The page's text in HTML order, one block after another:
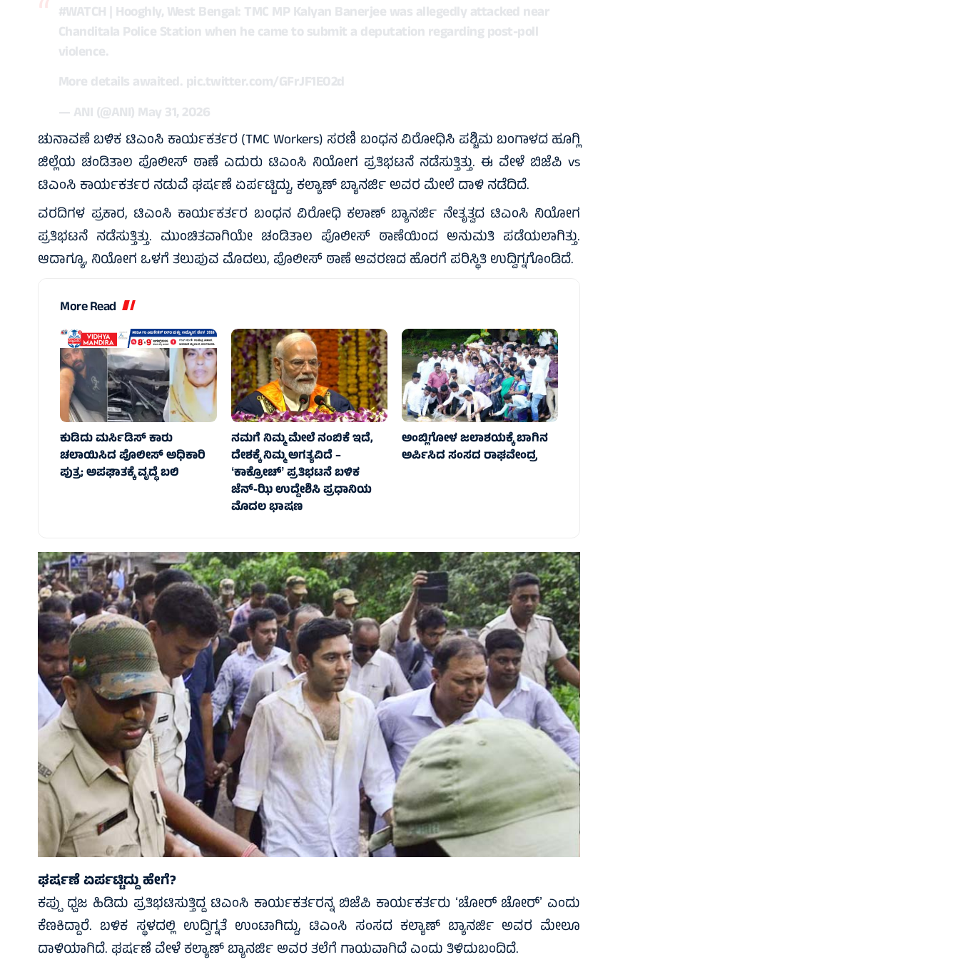
#WATCH | Hooghly, West Bengal: TMC MP Kalyan Banerjee was allegedly attacked near
Chanditala Police Station when he came to submit a deputation regarding post-poll
violence.
More details awaited. pic.twitter.com/GFrJF1E02d
— ANI (@ANI)May 31, 2026
ಚುನಾವಣೆ ಬಳಿಕ ಟಿಎಂಸಿ ಕಾರ್ಯಕರ್ತರ (TMC Workers) ಸರಣಿ ಬಂಧನ ವಿರೋಧಿಸಿ ಪಶ್ಚಿಮ ಬಂಗಾಳದ ಹೂಗ್ಲಿ
ಜಿಲ್ಲೆಯ ಚಂಡಿತಾಲ ಪೊಲೀಸ್ ಠಾಣೆ ಎದುರು ಟಿಎಂಸಿ ನಿಯೋಗ ಪ್ರತಿಭಟನೆ ನಡೆಸುತ್ತಿತ್ತು. ಈ ವೇಳೆ ಬಿಜೆಪಿ vs
ಟಿಎಂಸಿ ಕಾರ್ಯಕರ್ತರ ನಡುವೆ ಘರ್ಷಣೆ ಏರ್ಪಟ್ಟಿದ್ದು, ಕಲ್ಯಾಣ್‌ ಬ್ಯಾನರ್ಜಿ ಅವರ ಮೇಲೆ ದಾಳಿ ನಡೆದಿದೆ.
ವರದಿಗಳ ಪ್ರಕಾರ, ಟಿಎಂಸಿ ಕಾರ್ಯಕರ್ತರ ಬಂಧನ ವಿರೋಧಿ ಕಲಾಣ್‌ ಬ್ಯಾನರ್ಜಿ ನೇತೃತ್ವದ ಟಿಎಂಸಿ ನಿಯೋಗ
ಪ್ರತಿಭಟನೆ ನಡೆಸುತ್ತಿತ್ತು. ಮುಂಚಿತವಾಗಿಯೇ ಚಂಡಿತಾಲ ಪೊಲೀಸ್ ಠಾಣೆಯಿಂದ ಅನುಮತಿ ಪಡೆಯಲಾಗಿತ್ತು.
ಆದಾಗ್ಯೂ, ನಿಯೋಗ ಒಳಗೆ ತಲುಪುವ ಮೊದಲು, ಪೊಲೀಸ್ ಠಾಣೆ ಆವರಣದ ಹೊರಗೆ ಪರಿಸ್ಥಿತಿ ಉದ್ವಿಗ್ನಗೊಂಡಿದೆ.
More Read
ಕುಡಿದು ಮರ್ಸಿಡಿಸ್‌ ಕಾರು
ಚಲಾಯಿಸಿದ ಪೊಲೀಸ್‌ ಅಧಿಕಾರಿ
ಪುತ್ರ; ಅಪಘಾತಕ್ಕೆ ವೃದ್ಧೆ ಬಲಿ
ನಮಗೆ ನಿಮ್ಮ ಮೇಲೆ ನಂಬಿಕೆ ಇದೆ,
ದೇಶಕ್ಕೆ ನಿಮ್ಮ ಅಗತ್ಯವಿದೆ –
ʻಕಾಕ್ರೋಚ್‌ʼ ಪ್ರತಿಭಟನೆ ಬಳಿಕ
ಜೆನ್-ಝಿ ಉದ್ದೇಶಿಸಿ ಪ್ರಧಾನಿಯ
ಮೊದಲ ಭಾಷಣ
ಅಂಬ್ಲಿಗೋಳ ಜಲಾಶಯಕ್ಕೆ ಬಾಗಿನ
ಅರ್ಪಿಸಿದ ಸಂಸದ ರಾಘವೇಂದ್ರ
ಘರ್ಷಣೆ ಏರ್ಪಟ್ಟಿದ್ದು ಹೇಗೆ?
ಕಪ್ಪು ಧ್ವಜ ಹಿಡಿದು ಪ್ರತಿಭಟಿಸುತ್ತಿದ್ದ ಟಿಎಂಸಿ ಕಾರ್ಯಕರ್ತರನ್ನ ಬಿಜೆಪಿ ಕಾರ್ಯಕರ್ತರು ʻಚೋರ್‌ ಚೋರ್‌ʼ ಎಂದು
ಕೆಣಕಿದ್ದಾರೆ. ಬಳಿಕ ಸ್ಥಳದಲ್ಲಿ ಉದ್ವಿಗ್ನತೆ ಉಂಟಾಗಿದ್ದು, ಟಿಎಂಸಿ ಸಂಸದ ಕಲ್ಯಾಣ್ ಬ್ಯಾನರ್ಜಿ ಅವರ ಮೇಲೂ
ದಾಳಿಯಾಗಿದೆ. ಘರ್ಷಣೆ ವೇಳೆ ಕಲ್ಯಾಣ್‌ ಬ್ಯಾನರ್ಜಿ ಅವರ ತಲೆಗೆ ಗಾಯವಾಗಿದೆ ಎಂದು ತಿಳಿದುಬಂದಿದೆ.